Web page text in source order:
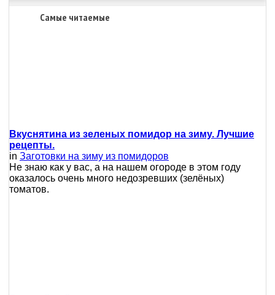
Самые читаемые
Вкуснятина из зеленых помидор на зиму. Лучшие
рецепты.
in Заготовки на зиму из помидоров
Не знаю как у вас, а на нашем огороде в этом году
оказалось очень много недозревших (зелёных)
томатов.